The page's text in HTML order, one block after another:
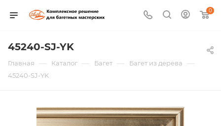
0
45240-SJ-YK
Главная — Каталог — Багет — Багет из дерева —
45240-SJ-YK